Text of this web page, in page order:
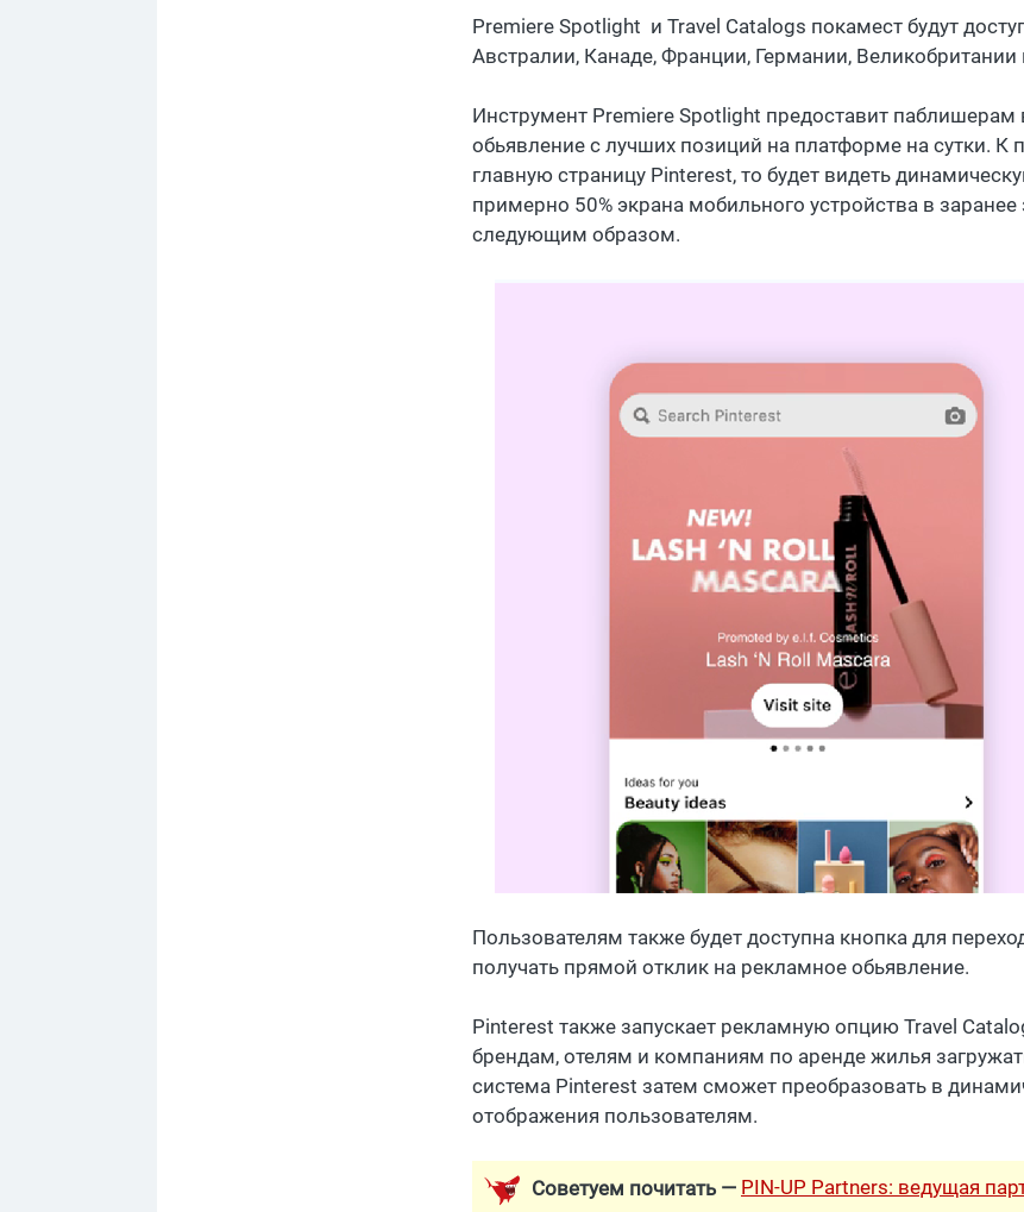
Premiere Spotlight и Travel Catalogs покамест будут
Австралии, Канаде, Франции, Германии,
Инструмент Premiere Spotlight предоставит
обьявление с лучших позиций на платформе на сутки. К
главную страницу Pinterest, то будет видеть
примерно 50% экрана мобильного устройства в
следующим образом.
Пользователям также будет доступна кнопка для
получать прямой отклик на рекламное обьявление.
Pinterest также запускает рекламную опцию Travel
брендам, отелям и компаниям по аренде жилья
система Pinterest затем сможет преобразовать в
отображения пользователям.
Советуем почитать — PIN-UP Partners: ведущая